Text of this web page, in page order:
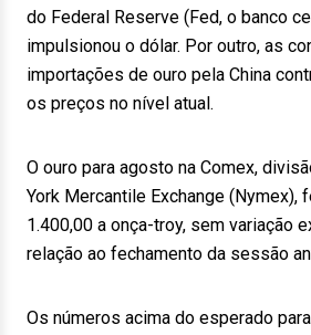
do Federal Reserve (Fed, o banco
impulsionou o dólar. Por outro, as
importações de ouro pela China
os preços no nível atual.
O ouro para agosto na Comex,
York Mercantile Exchange (Nymex),
1.400,00 a onça-troy, sem variação
relação ao fechamento da sessão
Os números acima do esperado